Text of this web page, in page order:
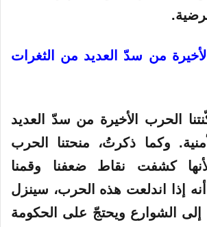
من سدّ العديد من الثغرات
الحرب الأخيرة من سدّ العديد
وكما ذكرتُ، منحتنا الحرب
كشفت نقاط ضعفنا وقمنا
أنه إذا اندلعت هذه الحرب، سينزل
إلى الشوارع ويحتجّ على الحكومة